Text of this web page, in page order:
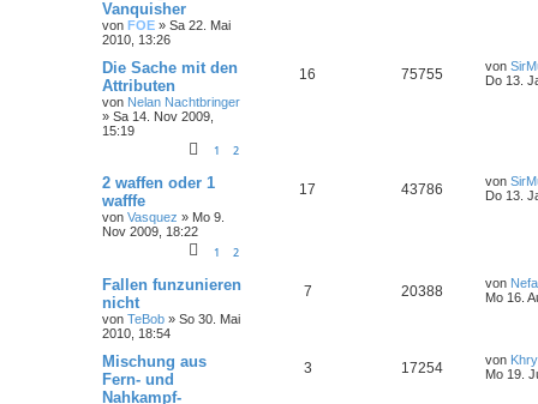
Vanquisher
von FOE » Sa 22. Mai
2010, 13:26
Die Sache mit den
Attributen
von Nelan Nachtbringer
» Sa 14. Nov 2009,
15:19
1 2
16 75755 von
Do 13.
2 waffen oder 1
wafffe
von Vasquez » Mo 9.
Nov 2009, 18:22
1 2
17 43786 von
Do 13.
Fallen funzunieren
nicht
von TeBob » So 30. Mai
2010, 18:54
7 20388 von
Mo 16.
Mischung aus
Fern- und
Nahkampf-
3 17254 von
Mo 19.